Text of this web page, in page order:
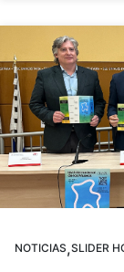
NOTICIAS,SLIDER